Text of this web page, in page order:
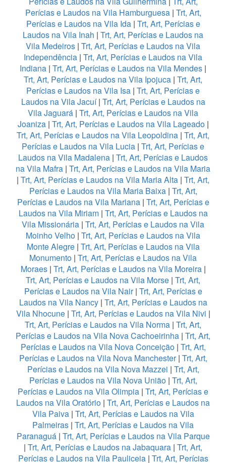
Perícias e Laudos na Vila Hamburguesa| Trt, Art,
Perícias e Laudos na Vila Ida| Trt, Art, Perícias e
Laudos na Vila Inah | Trt, Art, Perícias e Laudos na
Vila Medeiros | Trt, Art, Perícias e Laudos na Vila
Independência | Trt, Art, Perícias e Laudos na Vila
Indiana | Trt, Art, Perícias e Laudos na Vila Mendes |
Trt, Art, Perícias e Laudos na Vila Ipojuca | Trt, Art,
Perícias e Laudos na Vila Isa | Trt, Art, Perícias e
Laudos na Vila Jacuí| Trt, Art, Perícias e Laudos na
Vila Jaguará | Trt, Art, Perícias e Laudos na Vila
Joaniza| Trt, Art, Perícias e Laudos na Vila Lageado|
Trt, Art, Perícias e Laudos na Vila Leopoldina | Trt, Art,
Perícias e Laudos na Vila Lucia | Trt, Art, Perícias e
Laudos na Vila Madalena | Trt, Art, Perícias e Laudos
na Vila Mafra | Trt, Art, Perícias e Laudos na Vila Maria
| Trt, Art, Perícias e Laudos na Vila Maria Alta | Trt, Art,
Perícias e Laudos na Vila Maria Baixa| Trt, Art,
Perícias e Laudos na Vila Mariana| Trt, Art, Perícias e
Laudos na Vila Miriam| Trt, Art, Perícias e Laudos na
Vila Missionária | Trt, Art, Perícias e Laudos na Vila
Moinho Velho | Trt, Art, Perícias e Laudos na Vila
Monte Alegre| Trt, Art, Perícias e Laudos na Vila
Monumento | Trt, Art, Perícias e Laudos na Vila
Moraes| Trt, Art, Perícias e Laudos na Vila Moreira|
Trt, Art, Perícias e Laudos na Vila Morse | Trt, Art,
Perícias e Laudos na Vila Nair| Trt, Art, Perícias e
Laudos na Vila Nancy| Trt, Art, Perícias e Laudos na
Vila Nhocune| Trt, Art, Perícias e Laudos na Vila Nivi |
Trt, Art, Perícias e Laudos na Vila Norma | Trt, Art,
Perícias e Laudos na Vila Nova Cachoeirinha | Trt, Art,
Perícias e Laudos na Vila Nova Conceição| Trt, Art,
Perícias e Laudos na Vila Nova Manchester| Trt, Art,
Perícias e Laudos na Vila Nova Mazzei | Trt, Art,
Perícias e Laudos na Vila Nova União| Trt, Art,
Perícias e Laudos na Vila Olimpia | Trt, Art, Perícias e
Laudos na Vila Oratório | Trt, Art, Perícias e Laudos na
Vila Paiva| Trt, Art, Perícias e Laudos na Vila
Palmeiras | Trt, Art, Perícias e Laudos na Vila
Paranaguá| Trt, Art, Perícias e Laudos na Vila Parque
| Trt, Art, Perícias e Laudos na Jabaquara | Trt, Art,
Perícias e Laudos na Vila Pauliceia| Trt, Art, Perícias